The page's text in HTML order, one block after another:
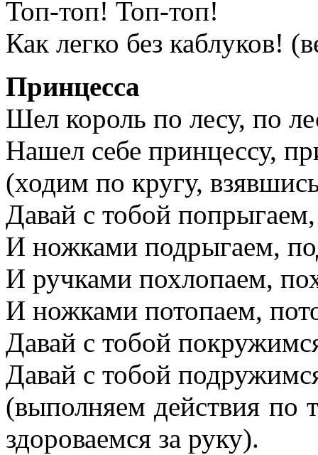
Топ-топ! Топ-топ!
Как легко без каблуков!
Принцесса
Шел король по лесу, по
Нашел себе принцессу,
(ходим по кругу,
Давай с тобой
И ножками подрыгаем,
И ручками похлопаем,
И ножками потопаем,
Давай с тобой
Давай с тобой
(выполняем действия по
здороваемся за руку).